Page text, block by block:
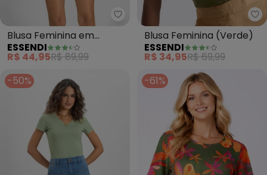
Essendi - Blusa Feminina em
Blusa Feminina em
Cotton (Verde)
ESSENDI
R$ 44,95R$ 89,99
Blusa Feminina (Verde)
ESSENDI
R$ 34,95R$ 69,99
-50%
-61%